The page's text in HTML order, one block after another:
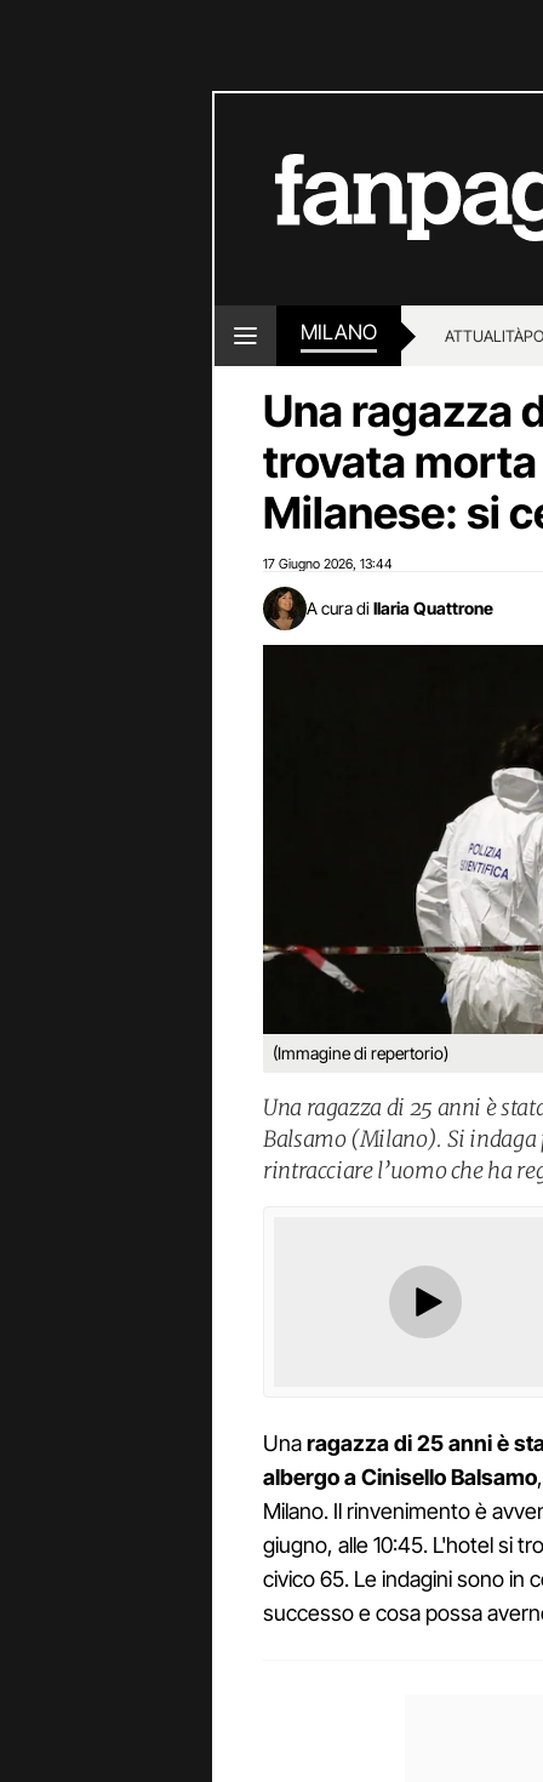
MILANO ATTUALITÀ
Una ragazza
trovata morta
Milanese: si
17 Giugno 2026 13:44
A cura di Ilaria Quattrone
(Immagine di repertorio)
Una ragazza di 25 anni è
Balsamo (Milano). Si indaga
rintracciare l’uomo che ha
Unaragazza di 25 anni è
albergo a Cinisello Balsamo
Milano. Il rinvenimento è
giugno, alle 10:45. L'hotel si
civico 65. Le indagini sono in
successo e cosa possa